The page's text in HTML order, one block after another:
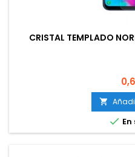
CRISTAL TEMPLADO

